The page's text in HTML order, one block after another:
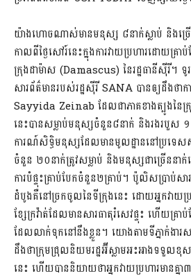
យ៉ាងហោចណាស់មានមនុស្ស ៨នាក់ស្លាប់ និងច្រ
កាលពីថ្ងៃសៅរ៍នេះក្នុងការវាយប្រហារដោយគ្
ក្រុងដាម៉ាស (Damascus) នៃរដ្ឋធានីស៊ីរី។ ទូរ
សារព័ត៌មានរបស់រដ្ឋស៊ីរី SANA បានឲ្យដឹងថាក
Sayyida Zeinab ដែលជាភាគខាងត្បូងនៃ
នេះបានសម្លាប់មនុស្សចំនួន៨នាក់ និងរងរបួស ១
ការណ៍សិទ្ធិមនុស្សដែលមានមូលដ្ឋាននៅប្រទេស
ចំនួន ២០នាក់ត្រូវសម្លាប់ និងមនុស្សជាច្រើននា
ការបំផ្ទុះគ្រាប់បែកចំនួន២គ្រាប់។ ប៉ូលិសប្រាប់សា
ដំបូងគឺនៅច្រកចូលនៃទីក្រុងនេះ ដោយអ្នកវាយប្រ
ខ្សែក្រវ៉ាត់ដែលមានសារធាតុរំសេវផ្ទុះ ហើយគ្រ
ដែលលាក់ទុកនៅនឹងខ្លួន។ យោងតាមទីភ្នាក់ងារ
ដឹងថាក្រុមជ្រុលនិយមរដ្ឋអ៊ីស្លាមអះអាងទទួលខុសត្
នេះ ហើយបាននិយាយថាអ្នកវាយប្រហារមានគ្នា